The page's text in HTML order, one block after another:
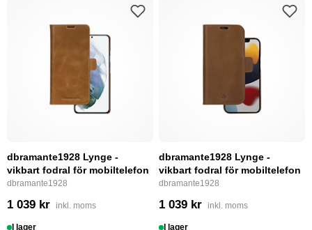
dbramante1928 Lynge -
vikbart fodral för mobiltelefon
dbramante1928
1 039 kr inkl. moms
I lager
dbramante1928 Lynge -
vikbart fodral för mobiltelefon
dbramante1928
1 039 kr inkl. moms
I lager